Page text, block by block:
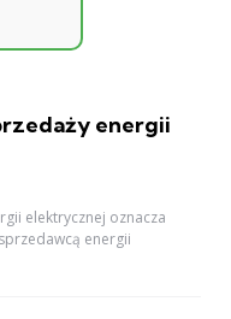
energii
elektrycznej oznacza
energii